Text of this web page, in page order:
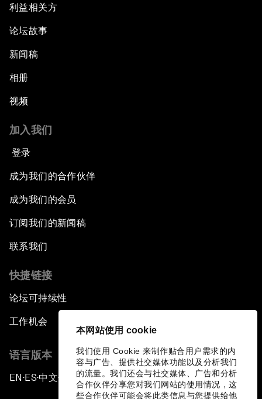
本网站使用 cookie
我们使用 Cookie 来制作贴合用户需求的内
容与广告、提供社交媒体功能以及分析我们
的流量。我们还会与社交媒体、广告和分析
合作伙伴分享您对我们网站的使用情况，这
些合作伙伴可能会将此类信息与您提供给他
利益相关方
论坛故事
新闻稿
相册
视频
加入我们
登录
成为我们的合作伙伴
成为我们的会员
订阅我们的新闻稿
联系我们
快捷链接
论坛可持续性
工作机会
语言版本
EN ▪ES▪中文▪ 日本語